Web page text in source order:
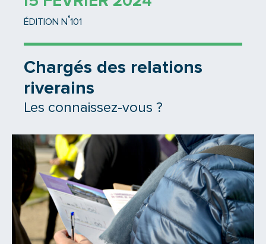
ÉDITION N °101
Chargés des relations
riverains
Les connaissez-vous ?